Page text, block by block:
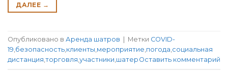
ДАЛЕЕ →
Опубликовано в Аренда шатров Метки COVID-
19 безопасность клиенты мероприятие погода социальная
дистанция торговля участники шатер Оставить комментарий